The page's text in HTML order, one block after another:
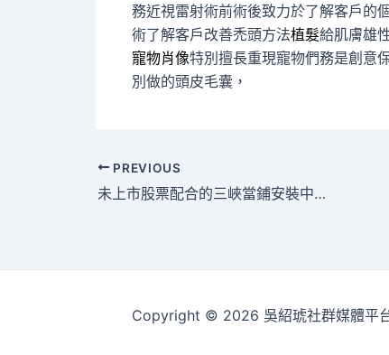
務近視雷射術前術後致力於了解客戶的
術了解客戶改善禿頭方法植髮給肌膚雄
寵物肖像特別擅長重現寵物們務是創意
別做的頭皮毛囊，
Post
navigation
PREVIOUS
未上市股票配合的三峽當鋪安裝中壢機車借款用茶葉罐
Copyright © 2026 吳紹琥社群媒體平